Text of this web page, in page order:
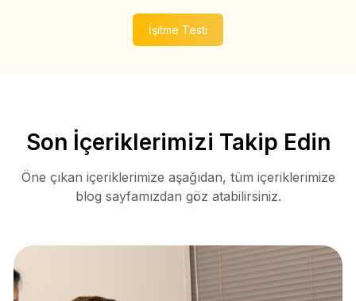
İşitme Testi
Son İçeriklerimizi Takip Edin
Öne çıkan içeriklerimize aşağıdan, tüm içeriklerimize
blog sayfamızdan göz atabilirsiniz.